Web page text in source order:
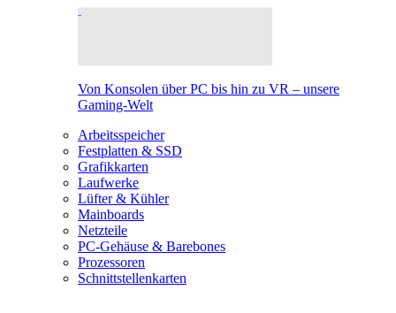
Von Konsolen über PC bis hin zu VR – unsere
Gaming-Welt
Arbeitsspeicher
Festplatten & SSD
Grafikkarten
Laufwerke
Lüfter & Kühler
Mainboards
Netzteile
PC-Gehäuse & Barebones
Prozessoren
Schnittstellenkarten